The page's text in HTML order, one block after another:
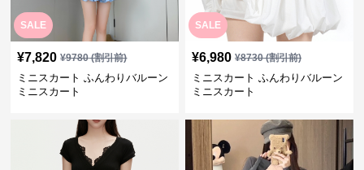
SALE
¥7,820 ¥9780(割引前)
ミニスカート ふんわりバルーン
ミニスカート
SALE
¥6,980 ¥8730(割引前)
ミニスカート ふんわりバルーン
ミニスカート